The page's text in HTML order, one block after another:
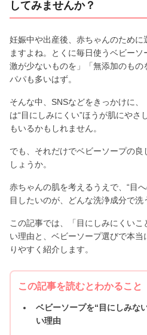
してみませんか？
妊娠中や出産後、赤ちゃんのために
ますよね。とくに毎日使うベビー
激が少ないものを」「無添加のもの
パパも多いはず。
そんな中、SNSなどをきっかけに
は“目にしみにくい”ほうが肌にや
もいるかもしれません。
でも、それだけでベビーソープの
しょうか。
赤ちゃんの肌を考えるうえで、“目
目したいのが、どんな洗浄成分で洗
この記事では、「目にしみにくいこ
い理由と、ベビーソープ選びで本
りやすく紹介します。
この記事を読むとわかること
ベビーソープを“目にしみな
い理由